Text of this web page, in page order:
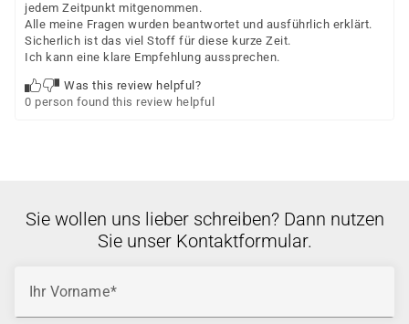
jedem Zeitpunkt mitgenommen.
Alle meine Fragen wurden beantwortet und ausführlich erklärt.
Sicherlich ist das viel Stoff für diese kurze Zeit.
Ich kann eine klare Empfehlung aussprechen.
Was this review helpful?
0 person found this review helpful
Sie wollen uns lieber schreiben? Dann nutzen
Sie unser Kontaktformular.
Ihr Vorname